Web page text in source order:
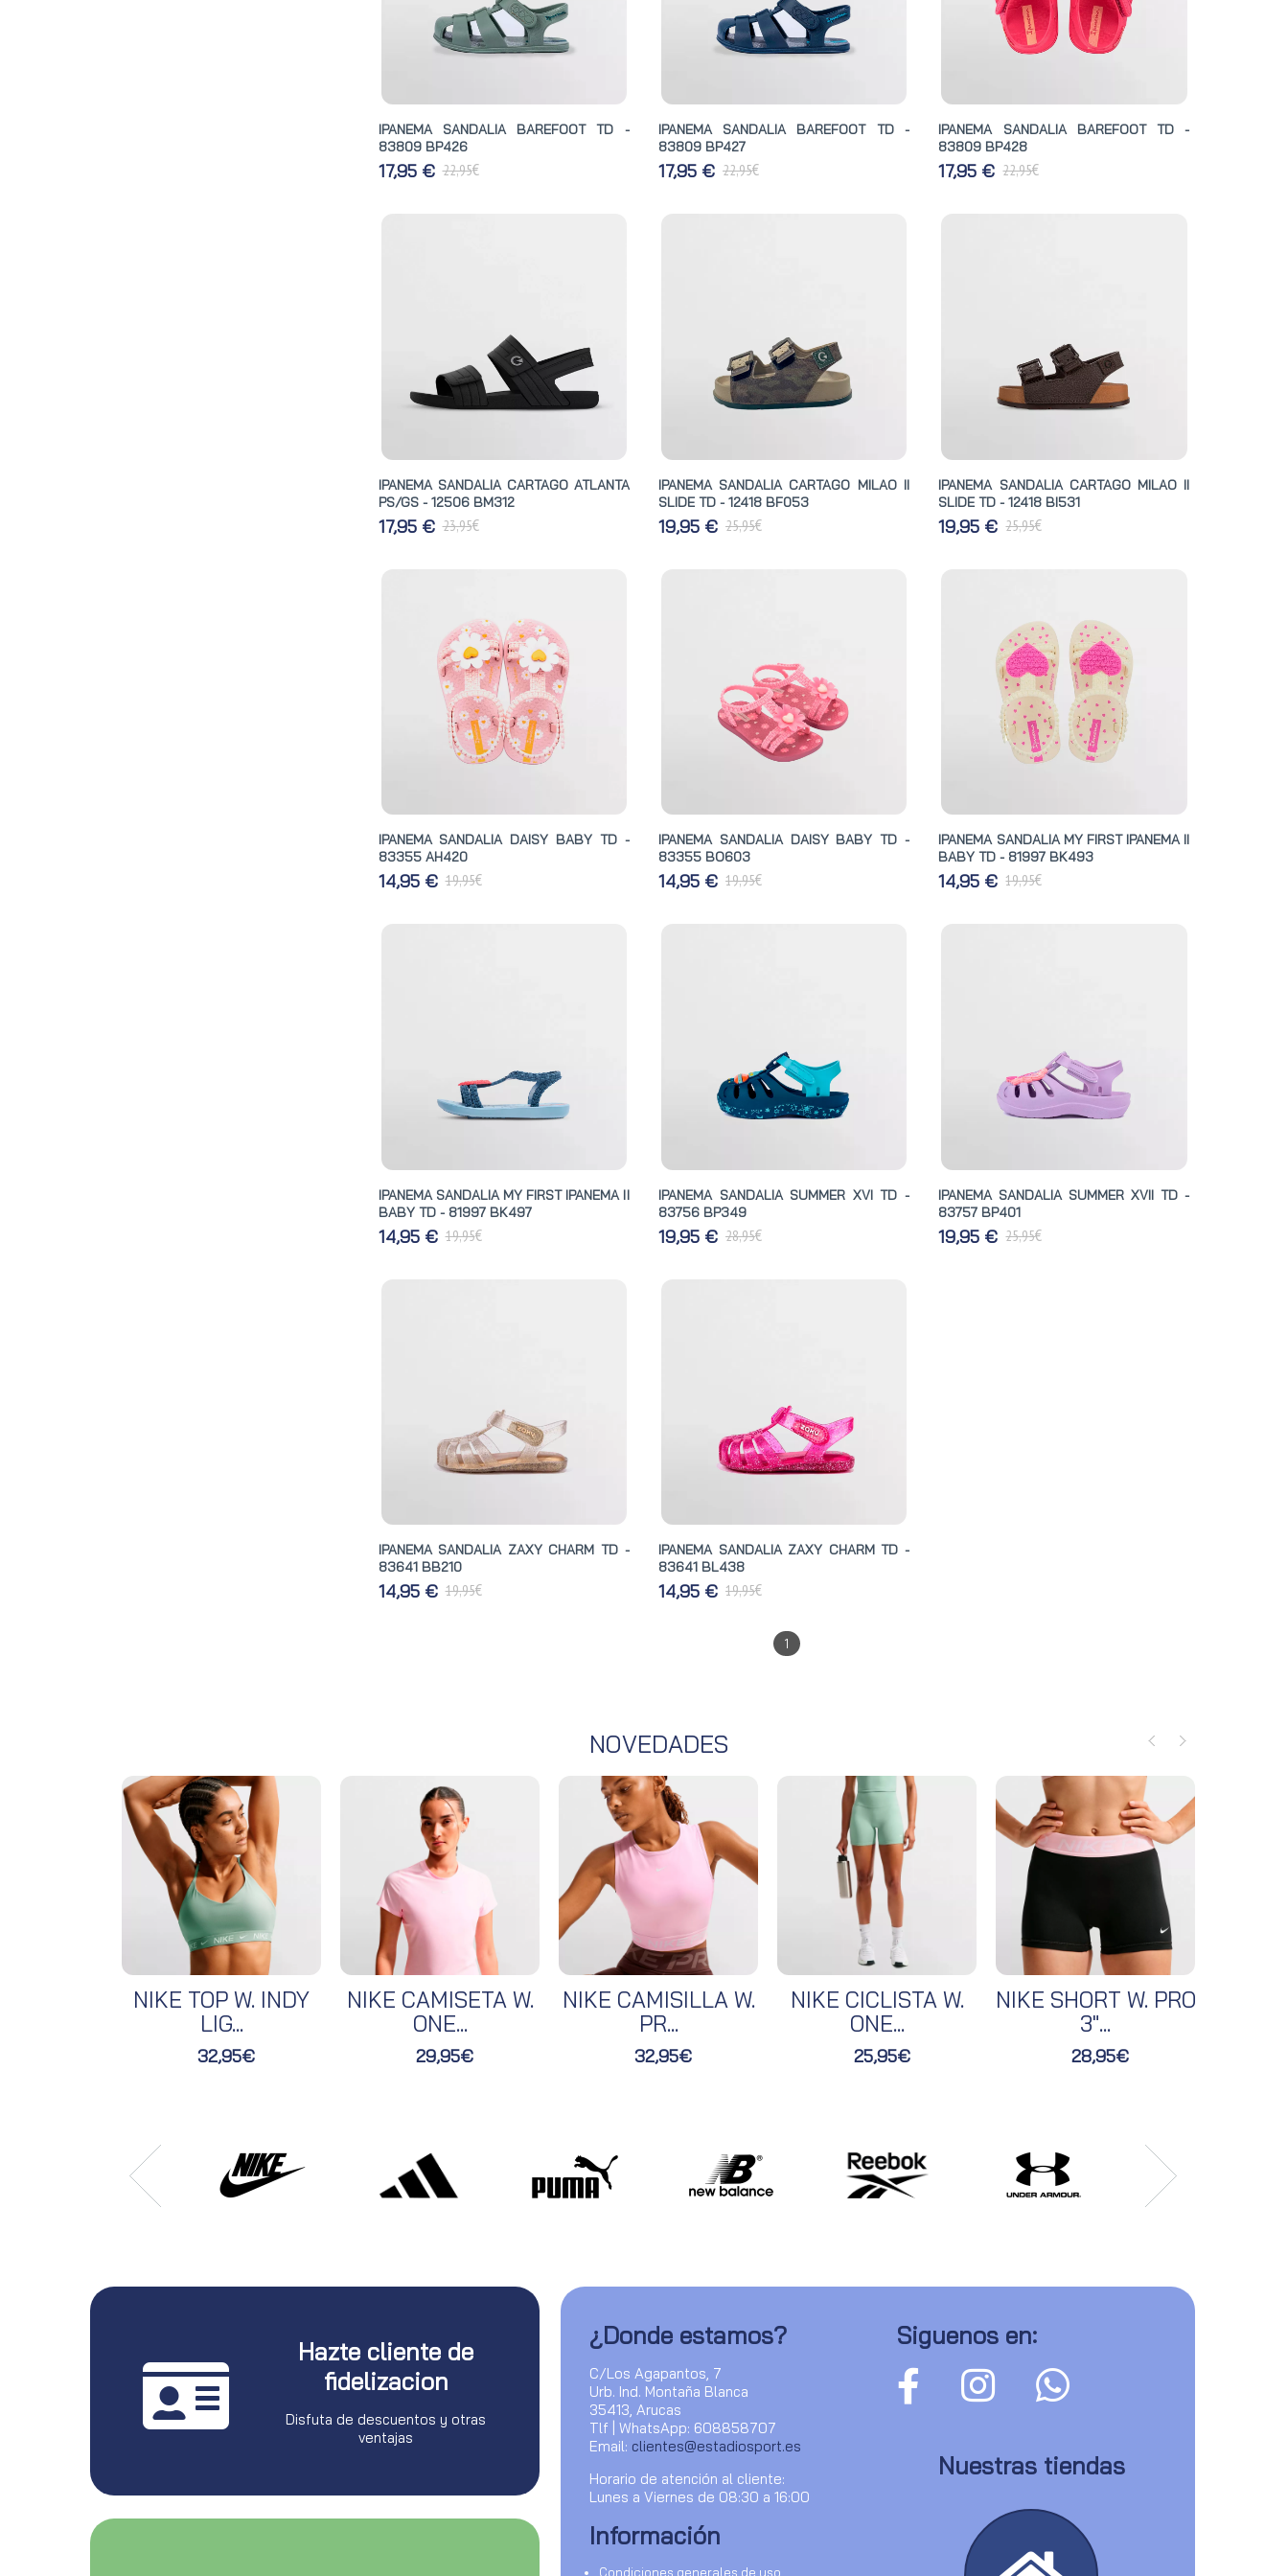
IPANEMA SANDALIA BAREFOOT TD -
83809 BP426
17,95 € 22,95€
IPANEMA SANDALIA BAREFOOT TD -
83809 BP427
17,95 € 22,95€
IPANEMA SANDALIA BAREFOOT TD -
83809 BP428
17,95 € 22,95€
IPANEMA SANDALIA CARTAGO ATLANTA
PS/GS - 12506 BM312
17,95 € 23,95€
IPANEMA SANDALIA CARTAGO MILAO II
SLIDE TD - 12418 BF053
19,95 € 25,95€
IPANEMA SANDALIA CARTAGO MILAO II
SLIDE TD - 12418 BI531
19,95 € 25,95€
IPANEMA SANDALIA DAISY BABY TD -
83355 AH420
14,95 € 19,95€
IPANEMA SANDALIA DAISY BABY TD -
83355 BO603
14,95 € 19,95€
IPANEMA SANDALIA MY FIRST IPANEMA II
BABY TD - 81997 BK493
14,95 € 19,95€
IPANEMA SANDALIA MY FIRST IPANEMA II
BABY TD - 81997 BK497
14,95 € 19,95€
IPANEMA SANDALIA SUMMER XVI TD -
83756 BP349
19,95 € 28,95€
IPANEMA SANDALIA SUMMER XVII TD -
83757 BP401
19,95 € 25,95€
IPANEMA SANDALIA ZAXY CHARM TD -
83641 BB210
14,95 € 19,95€
IPANEMA SANDALIA ZAXY CHARM TD -
83641 BL438
14,95 € 19,95€
1
NOVEDADES
NIKE TOP W. INDY
LIG...
32,95€
NIKE CAMISETA W.
ONE...
29,95€
NIKE CAMISILLA W.
PR...
32,95€
NIKE CICLISTA W.
ONE...
25,95€
NIKE SHORT W. PRO
3"...
28,95€
Hazte cliente de
fidelizacion
Disfuta de descuentos y otras
ventajas
¿Donde estamos?
C/Los Agapantos, 7
Urb. Ind. Montaña Blanca
35413, Arucas
Tlf | WhatsApp: 608858707
Email: clientes@estadiosport.es
Horario de atención al cliente:
Lunes a Viernes de 08:30 a 16:00
Información
Condiciones generales de uso
Siguenos en:
Nuestras tiendas